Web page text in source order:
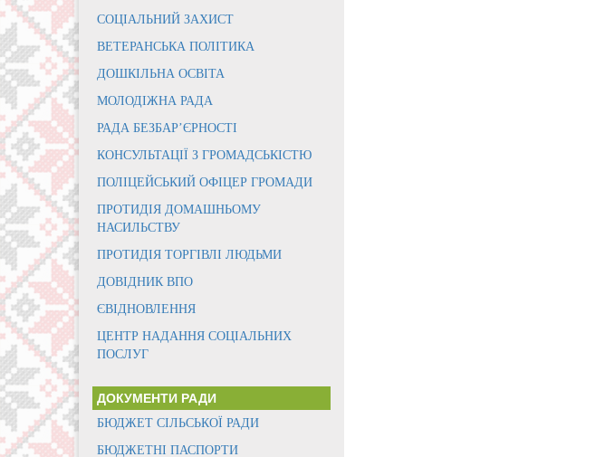
СОЦІАЛЬНИЙ ЗАХИСТ
ВЕТЕРАНСЬКА ПОЛІТИКА
ДОШКІЛЬНА ОСВІТА
МОЛОДІЖНА РАДА
РАДА БЕЗБАР’ЄРНОСТІ
КОНСУЛЬТАЦІЇ З ГРОМАДСЬКІСТЮ
ПОЛІЦЕЙСЬКИЙ ОФІЦЕР ГРОМАДИ
ПРОТИДІЯ ДОМАШНЬОМУ
НАСИЛЬСТВУ
ПРОТИДІЯ ТОРГІВЛІ ЛЮДЬМИ
ДОВІДНИК ВПО
ЄВІДНОВЛЕННЯ
ЦЕНТР НАДАННЯ СОЦІАЛЬНИХ
ПОСЛУГ
ДОКУМЕНТИ РАДИ
БЮДЖЕТ СІЛЬСЬКОЇ РАДИ
БЮДЖЕТНІ ПАСПОРТИ